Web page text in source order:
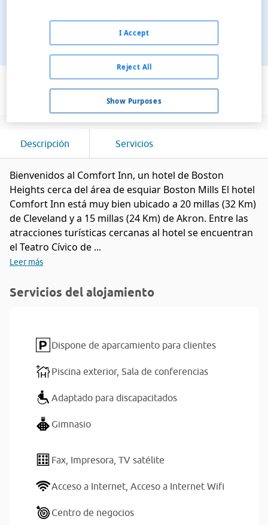
Ver en el mapa
Descripción Servicios
Bienvenidos al Comfort Inn, un hotel de Boston
Heights cerca del área de esquiar Boston Mills El hotel
Comfort Inn está muy bien ubicado a 20 millas (32 Km)
de Cleveland y a 15 millas (24 Km) de Akron. Entre las
atracciones turísticas cercanas al hotel se encuentran
el Teatro Cívico de ...
Leer más
Servicios del alojamiento
Dispone de aparcamiento para clientes
Piscina exterior, Sala de conferencias
Adaptado para discapacitados
Gimnasio
Fax, Impresora, TV satélite
Acceso a Internet, Acceso a Internet Wifi
Centro de negocios
Show Purposes
Reject All
I Accept